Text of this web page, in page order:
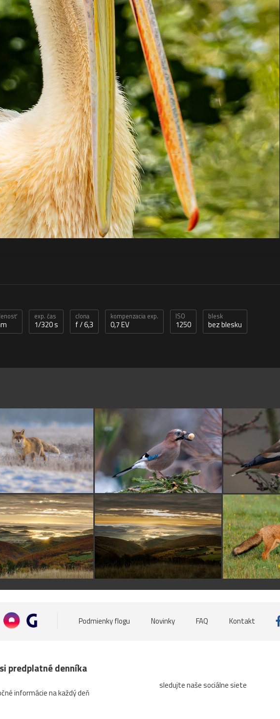
exp. čas
1/320 s
clona
f / 6,3
kompenzacia exp.
0,7 EV
ISO
1250
blesk
bez blesku
Podmienky flogu Novinky FAQ Kontakt
predplatné denníka
informácie na každý deň
sledujte naše sociálne siete